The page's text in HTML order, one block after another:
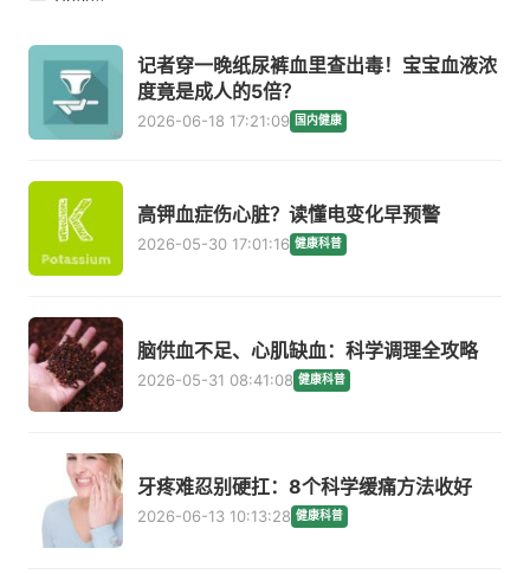
记者穿一晚纸尿裤血里查出毒！宝宝血液浓
度竟是成人的5倍？
2026-06-18 17:21:09 国内健康
高钾血症伤心脏？读懂电变化早预警
2026-05-30 17:01:16 健康科普
脑供血不足、心肌缺血：科学调理全攻略
2026-05-31 08:41:08 健康科普
牙疼难忍别硬扛：8个科学缓痛方法收好
2026-06-13 10:13:28 健康科普